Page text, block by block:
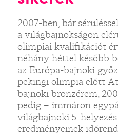
2007-ben, bár
a világbajnokságon
olimpiai kvalifikációt
néhány héttel később
az Európa-bajnoki
pekingi olimpia előtt
bajnoki bronzérem,
pedig – immáron
világbajnoki 5.
eredményeinek